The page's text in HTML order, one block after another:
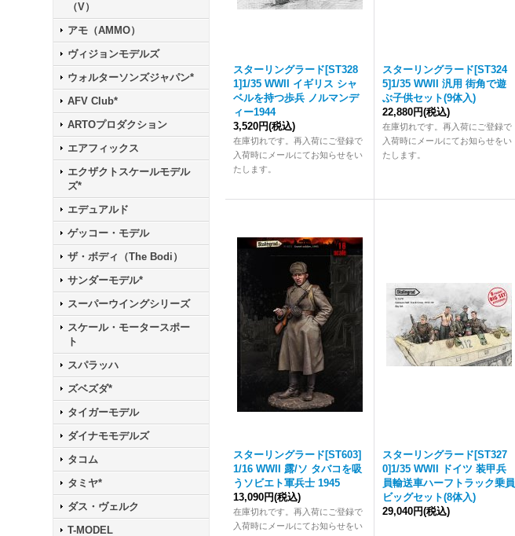
（V）
アモ（AMMO）
ヴィジョンモデルズ
ウォルターソンズジャパン*
AFV Club*
ARTOプロダクション
エアフィックス
エクザクトスケールモデル
ズ*
エデュアルド
ゲッコー・モデル
ザ・ボディ（The Bodi）
サンダーモデル*
スーパーウイングシリーズ
スケール・モータースポー
ト
スパラッハ
ズベズダ*
タイガーモデル
ダイナモモデルズ
タコム
タミヤ*
ダス・ヴェルク
T-MODEL
スターリングラード[ST328
1]1/35 WWII イギリス シャ
ベルを持つ歩兵 ノルマンデ
ィー1944
3,520円(税込)
在庫切れです。再入荷にご登録で
入荷時にメールにてお知らせをい
たします。
スターリングラード[ST324
5]1/35 WWII 汎用 街角で遊
ぶ子供セット(9体入)
22,880円(税込)
在庫切れです。再入荷にご登録で
入荷時にメールにてお知らせをい
たします。
スターリングラード[ST603]
1/16 WWII 露/ソ タバコを吸
うソビエト軍兵士 1945
13,090円(税込)
在庫切れです。再入荷にご登録で
入荷時にメールにてお知らせをい
スターリングラード[ST327
0]1/35 WWII ドイツ 装甲兵
員輸送車ハーフトラック乗員
ビッグセット(8体入)
29,040円(税込)